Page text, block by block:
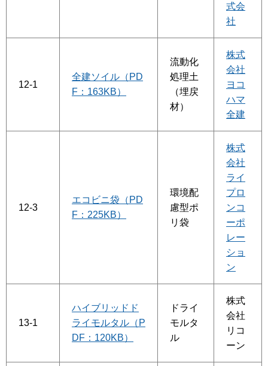
式会
社
12-1
全建ソイル（PD
F：163KB）
流動化
処理土
（埋戻
材）
株式
会社
ヨコ
ハマ
全建
12-3
エコビニ袋（PD
F：225KB）
環境配
慮型ポ
リ袋
株式
会社
ライ
プロ
ンコ
ーポ
レー
ショ
ン
13-1
ハイブリッドド
ライモルタル（P
DF：120KB）
ドライ
モルタ
ル
株式
会社
リコ
ーン